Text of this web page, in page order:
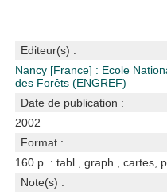
Editeur(s) :
Nancy [France] : Ecole
des Forêts (ENGREF)
Date de publication :
2002
Format :
160 p. : tabl., graph., cartes,
Note(s) :